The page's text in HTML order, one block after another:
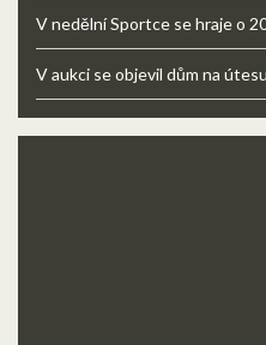
V nedělní Sportce se hraje o
V aukci se objevil dům na